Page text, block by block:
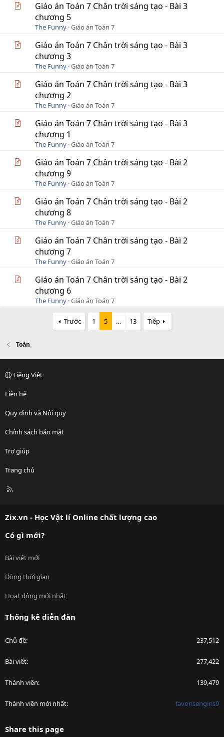
Giáo án Toán 7 Chân trời sáng tạo - Bài 3
chương 5
The Funny Giáo án Toán 7
Giáo án Toán 7 Chân trời sáng tạo - Bài 3
chương 3
The Funny Giáo án Toán 7
Giáo án Toán 7 Chân trời sáng tạo - Bài 3
chương 2
The Funny Giáo án Toán 7
Giáo án Toán 7 Chân trời sáng tạo - Bài 3
chương 1
The Funny Giáo án Toán 7
Giáo án Toán 7 Chân trời sáng tạo - Bài 2
chương 9
The Funny Giáo án Toán 7
Giáo án Toán 7 Chân trời sáng tạo - Bài 2
chương 8
The Funny Giáo án Toán 7
Giáo án Toán 7 Chân trời sáng tạo - Bài 2
chương 7
The Funny Giáo án Toán 7
Giáo án Toán 7 Chân trời sáng tạo - Bài 2
chương 6
The Funny Giáo án Toán 7
Trước 1 5 … 13 Tiếp
Toán
Tiếng Việt
Liên hệ
Quy định và Nội quy
Chính sách bảo mật
Trợ giúp
Trang chủ
R
Zix.vn - Học Vật lí Online chất lượng cao
Có gì mới?
Bài viết mới
Dòng thời gian
Hoạt động mới nhất
Thống kê diễn đàn
Chủ đề 237,512
Bài viết 277,422
Thành viên 139,479
Thành viên mới nhất favorisengiris9
Share this page